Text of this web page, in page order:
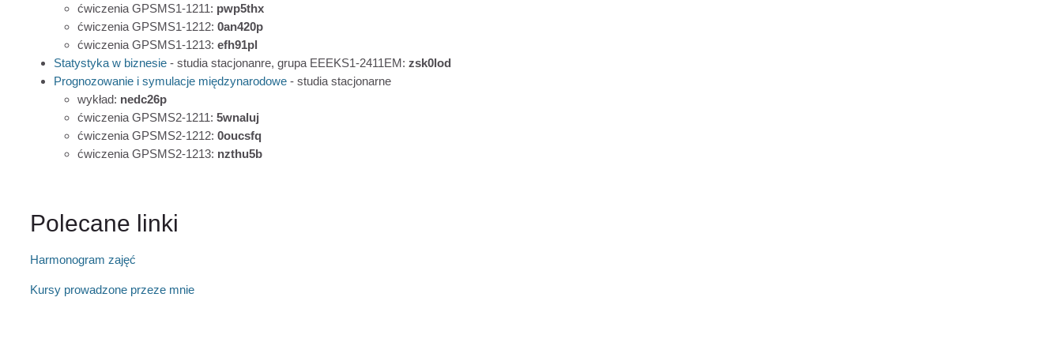
ćwiczenia GPSMS1-1211: pwp5thx
ćwiczenia GPSMS1-1212: 0an420p
ćwiczenia GPSMS1-1213: efh91pl
Statystyka w biznesie- studia stacjonanre, grupa EEEKS1-2411EM: zsk0lod
Prognozowanie i symulacje międzynarodowe- studia stacjonarne
wykład: nedc26p
ćwiczenia GPSMS2-1211: 5wnaluj
ćwiczenia GPSMS2-1212: 0oucsfq
ćwiczenia GPSMS2-1213: nzthu5b
Polecane linki
Harmonogram zajęć
Kursy prowadzone przeze mnie